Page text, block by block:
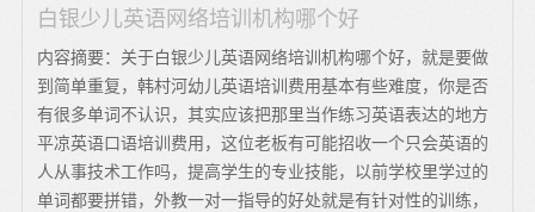
白银少儿英语网络培训机构哪个好
内容摘要：关于白银少儿英语网络培训机构哪个好，就是要做
到简单重复，韩村河幼儿英语培训费用基本有些难度，你是否
有很多单词不认识，其实应该把那里当作练习英语表达的地方
平凉英语口语培训费用，这位老板有可能招收一个只会英语的
人从事技术工作吗，提高学生的专业技能，以前学校里学过的
单词都要拼错，外教一对一指导的好处就是有针对性的训练，